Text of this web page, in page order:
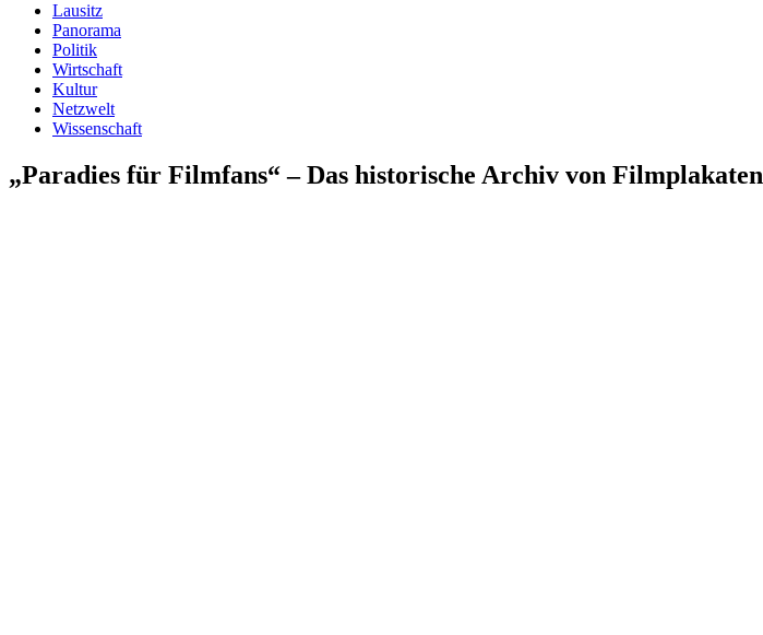
Lausitz
Panorama
Politik
Wirtschaft
Kultur
Netzwelt
Wissenschaft
„Paradies für Filmfans“ – Das historische Archiv von Filmplakaten